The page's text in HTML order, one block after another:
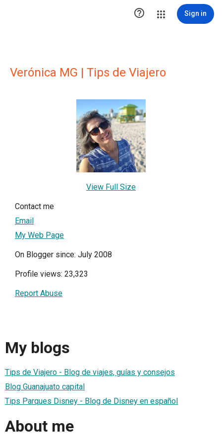
 Sign in
Verónica MG | Tips de Viajero
View Full Size
Contact me
Email
My Web Page
On Blogger since: July 2008
Profile views: 23,323
Report Abuse
My blogs
Tips de Viajero - Blog de viajes, guías y consejos
Blog Guanajuato capital
Tips Parques Disney - Blog de Disney en español
About me